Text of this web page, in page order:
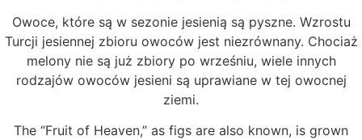
Owoce, które są w sezonie jesienią są pyszne. Wzrostu
Turcji jesiennej zbioru owoców jest niezrównany. Chociaż
melony nie są już zbiory po wrześniu, wiele innych
rodzajów owoców jesieni są uprawiane w tej owocnej
ziemi.
The “Fruit of Heaven,” as figs are also known, is grown